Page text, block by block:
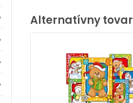
Alternatívny tovar